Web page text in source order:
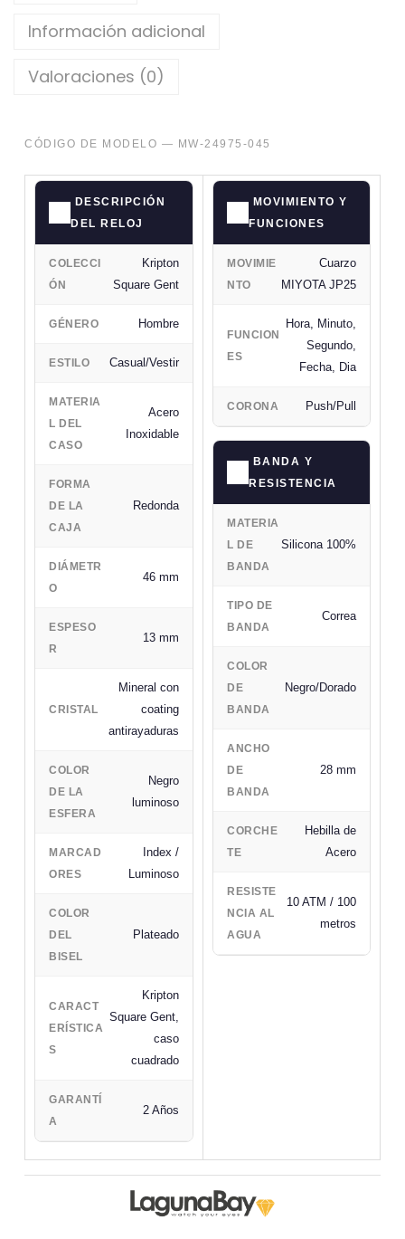
Información adicional
Valoraciones (0)
CÓDIGO DE MODELO — MW-24975-045
DESCRIPCIÓN
DEL RELOJ
COLECCI
ÓN
Kripton
Square Gent
GÉNERO Hombre
ESTILO Casual/Vestir
MATERIA
L DEL
CASO
Acero
Inoxidable
FORMA
DE LA
CAJA
Redonda
DIÁMETR
O
46 mm
ESPESO
R
13 mm
CRISTAL
Mineral con
coating
antirayaduras
COLOR
DE LA
ESFERA
Negro
luminoso
MARCAD
ORES
Index /
Luminoso
COLOR
DEL
BISEL
Plateado
CARACT
ERÍSTICA
S
Kripton
Square Gent,
caso
cuadrado
GARANTÍ
A
2 Años
MOVIMIENTO Y
FUNCIONES
MOVIMIE
NTO
Cuarzo
MIYOTA JP25
FUNCION
ES
Hora, Minuto,
Segundo,
Fecha, Dia
CORONA Push/Pull
BANDA Y
RESISTENCIA
MATERIA
L DE
BANDA
Silicona 100%
TIPO DE
BANDA
Correa
COLOR
DE
BANDA
Negro/Dorado
ANCHO
DE
BANDA
28 mm
CORCHE
TE
Hebilla de
Acero
RESISTE
NCIA AL
AGUA
10 ATM / 100
metros